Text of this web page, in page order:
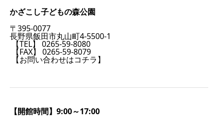
かざこし子どもの森公園
〒395-0077
長野県飯田市丸山町4-5500-1
【TEL】 0265-59-8080
【FAX】 0265-59-8079
【お問い合わせはコチラ】
【開館時間】9:00～17:00